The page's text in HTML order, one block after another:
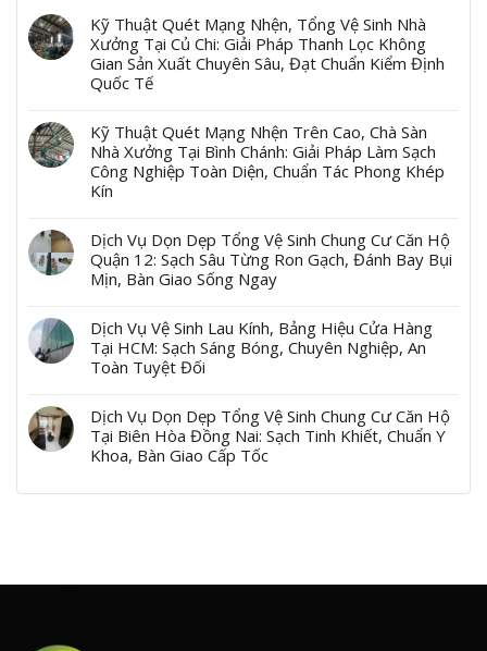
Kỹ Thuật Quét Mạng Nhện, Tổng Vệ Sinh Nhà
Xưởng Tại Củ Chi: Giải Pháp Thanh Lọc Không
Gian Sản Xuất Chuyên Sâu, Đạt Chuẩn Kiểm Định
Quốc Tế
Kỹ Thuật Quét Mạng Nhện Trên Cao, Chà Sàn
Nhà Xưởng Tại Bình Chánh: Giải Pháp Làm Sạch
Công Nghiệp Toàn Diện, Chuẩn Tác Phong Khép
Kín
Dịch Vụ Dọn Dẹp Tổng Vệ Sinh Chung Cư Căn Hộ
Quận 12: Sạch Sâu Từng Ron Gạch, Đánh Bay Bụi
Mịn, Bàn Giao Sống Ngay
Dịch Vụ Vệ Sinh Lau Kính, Bảng Hiệu Cửa Hàng
Tại HCM: Sạch Sáng Bóng, Chuyên Nghiệp, An
Toàn Tuyệt Đối
Dịch Vụ Dọn Dẹp Tổng Vệ Sinh Chung Cư Căn Hộ
Tại Biên Hòa Đồng Nai: Sạch Tinh Khiết, Chuẩn Y
Khoa, Bàn Giao Cấp Tốc